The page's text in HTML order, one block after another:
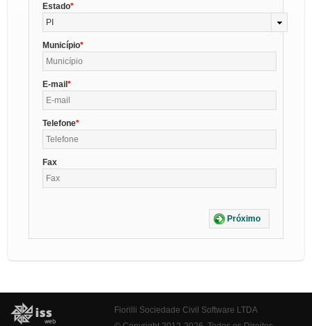
Estado
PI
Município
E-mail
Telefone
Fax
Próximo
Fiorilli Sociedade Civil Software LTDA